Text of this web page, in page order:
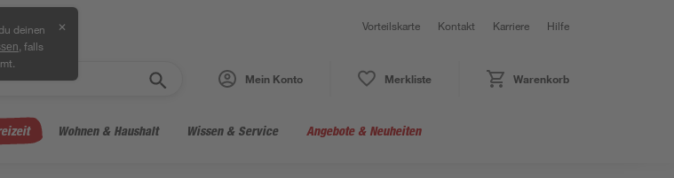
deinen
, falls
✕ Vorteilskarte Kontakt Karriere Hilfe
Mein Konto Merkliste Warenkorb
Wohnen & Haushalt Wissen & Service Angebote & Neuheiten